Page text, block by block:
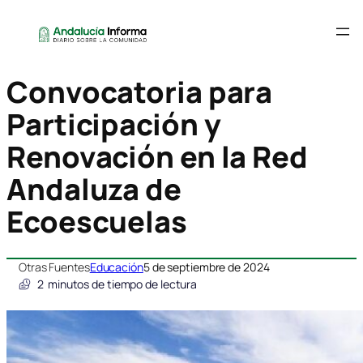
Convocatoria para
Participación y
Renovación en la Red
Andaluza de
Ecoescuelas
Otras FuentesEducación5 de septiembre de 2024
2 minutos de tiempo de lectura